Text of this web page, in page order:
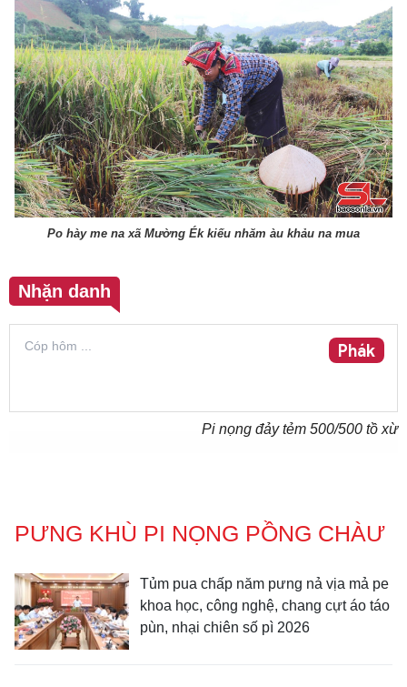
Po hày me na xã Mường Ék kiếu nhăm àu khảu na mua
Nhặn danh
Phák
Pi nọng đảy tẻm 500/500 tồ xừ
PƯNG KHÙ PI NỌNG PỒNG CHÀƯ
Tủm pua chấp năm pưng nả vịa mả pe
khoa học, công nghệ, chang cựt áo táo
pùn, nhại chiên số pì 2026